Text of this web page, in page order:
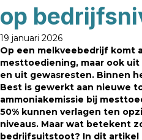
op
19 januari 2026
Op een melkveebedrijf komt
mesttoediening, maar ook
en uit gewasresten. Binnen
Best is gewerkt aan nieuwe
ammoniakemissie bij
50% kunnen verlagen ten
niveaus. Maar wat betekent
bedrijfsuitstoot? In dit